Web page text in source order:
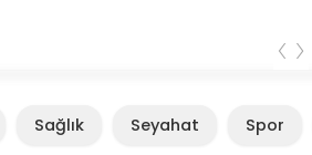
‹ ›
Sağlık Seyahat Spor